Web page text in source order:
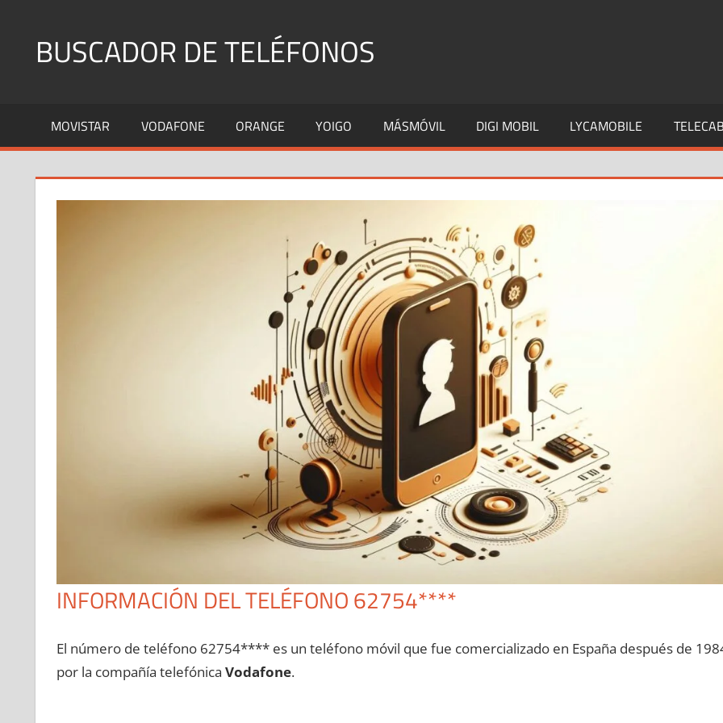
contenidoBUSCADOR DE TELÉFONOS
Fijos
y
MOVISTAR VODAFONE ORANGE YOIGO MÁSMÓVIL DIGI MOBIL LYCAMOBILE
INFORMACIÓN DEL TELÉFONO 62754****
El número dе teléfono 62754**** es un teléfono móvil quе fue comercializado en España después dе
pοr la compañía telefónica Vodafone.